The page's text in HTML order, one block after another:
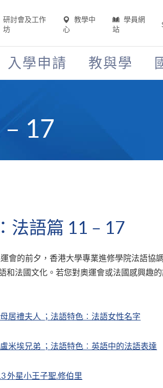
研討會及工作
坊
教學中
心
學員網
站
入學申請 教與學
17
法語篇 11 – 17
會的前夕，香港大學專業進修學院法語協
和法國文化。若您對奧運會或法國感興趣
居禮夫人 ；法語特色︰法語女性名字
米埃兄弟 ；法語特色︰英語中的法語表達
外星小王子聖.修伯里